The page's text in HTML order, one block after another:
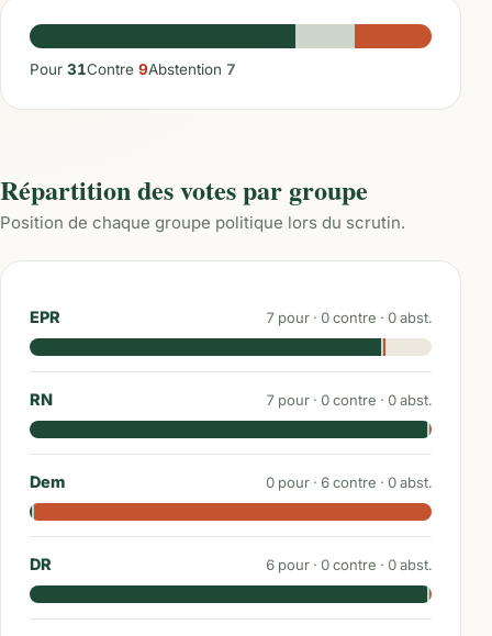
Pour 31Contre 9Abstention 7
Répartition des votes par groupe
Position de chaque groupe politique lors du scrutin.
EPR 7 pour · 0contre · 0abst.
RN 7 pour · 0contre · 0abst.
Dem 0 pour · 6contre · 0abst.
DR 6 pour · 0contre · 0abst.